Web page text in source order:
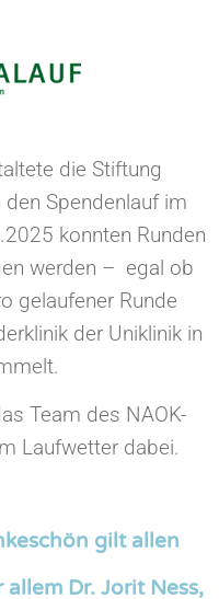
die Stiftung
Spendenlauf im
konnten Runden
werden – egal ob
gelaufener Runde
der Uniklinik in
Team des NAOK-
Laufwetter dabei.
gilt allen
Dr. Jorit Ness,